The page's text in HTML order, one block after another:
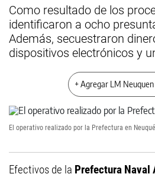
Como resultado de los
identificaron a ocho
Además, secuestraron
dispositivos electrónicos y
+ Agregar LM
El operativo realizado por la Prefectura en
Efectivos de la Prefectura Naval